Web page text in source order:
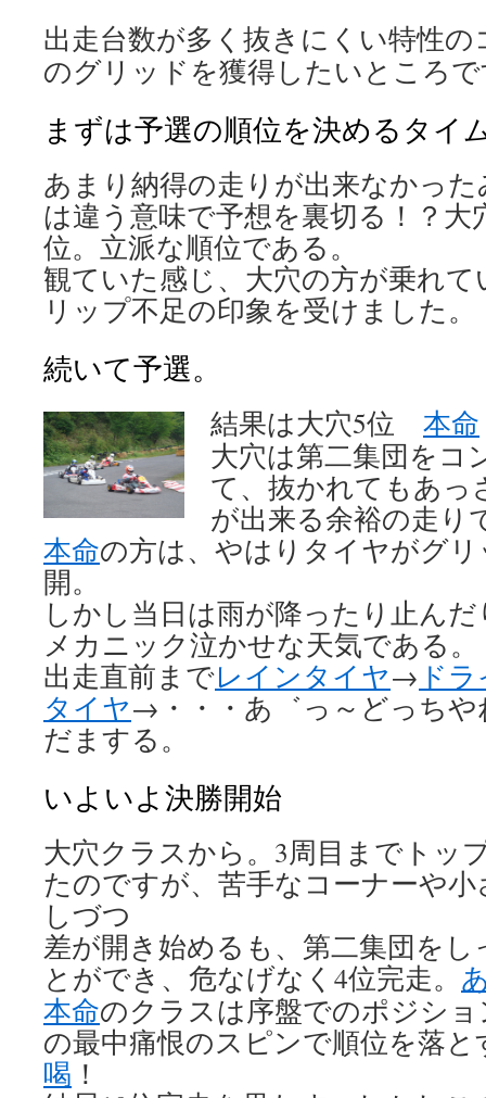
出走台数が多く抜きにくい特性
のグリッドを獲得したいところ
まずは予選の順位を決めるタイ
あまり納得の走りが出来なかっ
は違う意味で予想を裏切る！？大
位。立派な順位である。
観ていた感じ、大穴の方が乗れて
リップ不足の印象を受けました。
続いて予選。
結果は大穴5位 本命
大穴は第二集団をコ
て、抜かれてもあっ
が出来る余裕の走り
本命の方は、やはりタイヤがグ
開。
しかし当日は雨が降ったり止ん
メカニック泣かせな天気である。
出走直前までレインタイヤ→ ド
タイヤ→・・・あ゛っ～どっち
だまする。
いよいよ決勝開始
大穴クラスから。3周目までトッ
たのですが、苦手なコーナーや
しづつ
差が開き始めるも、第二集団を
とができ、危なげなく4位完走。
本命のクラスは序盤でのポジシ
の最中痛恨のスピンで順位を落と
喝 ！